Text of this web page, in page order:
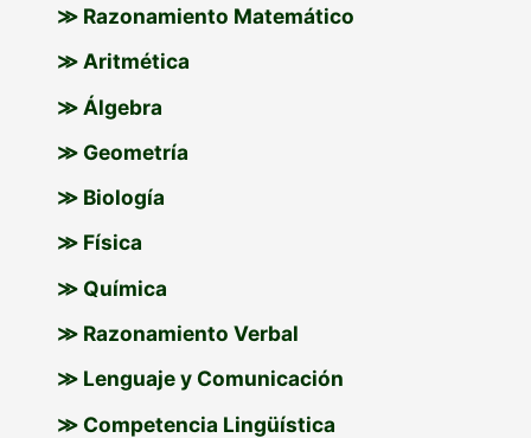
≫ Razonamiento Matemático
≫ Aritmética
≫ Álgebra
≫ Geometría
≫ Biología
≫ Física
≫ Química
≫ Razonamiento Verbal
≫ Lenguaje y Comunicación
≫ Competencia Lingüística